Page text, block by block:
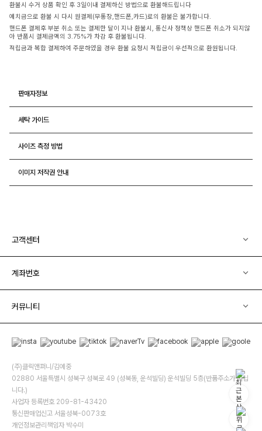
환불시 수거 상품 확인 후 3일이내 결제하신 방법으로 환불해드립니다
예치금으로 환불 시 다시 원결제(무통장,핸드폰,카드)로의 환불은 불가합니다.
핸드폰 결제후 부분 취소 또는 결제한 달이 지나 환불시, 통신사 정책상 핸드폰 취소가 되지않
아 반품시 결제금액의 3.75%가 차감 후 환불됩니다.
적립금과 복합 결제하여 주문하였을 경우 환불 요청시 적립금이 우선적으로 환원됩니다.
판매자정보
세탁 가이드
사이즈 측정 방법
이미지 저작권 안내
고객센터
계좌번호
커뮤니티
(주)클릭앤퍼니/김예중
02880 서울특별시 성북구 성북로 49 (성북동, 운석빌딩) 운석빌딩 5층(반품주소가 아닙
니다.)
사업자 등록번호 209-81-43420
통신판매업신고 서울성북-0073호
개인정보관리책임자 박수미